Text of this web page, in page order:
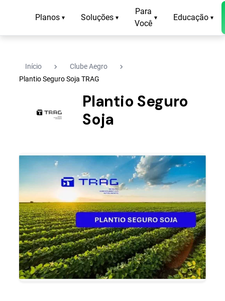
Planos ▾ Soluções ▾
Para
Você
▾ Educação ▾
Início navigate_next Clube Aegro navigate_next
Plantio Seguro Soja TRAG
Plantio Seguro
Soja